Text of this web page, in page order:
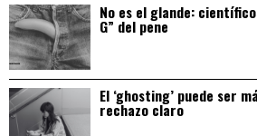
No es el glande:
G” del pene
El ‘ghosting’ puede ser
rechazo claro